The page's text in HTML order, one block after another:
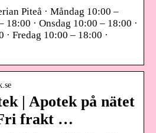
Piteå · Måndag 10:00 –
18:00 · Onsdag 10:00 – 18:00 ·
· Fredag 10:00 – 18:00 ·
| Apotek på nätet
frakt …